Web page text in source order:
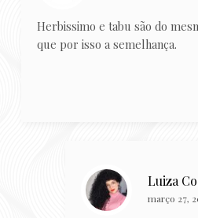
Herbissimo e tabu são do
que por isso a semelhança.
Luiza
março 27,